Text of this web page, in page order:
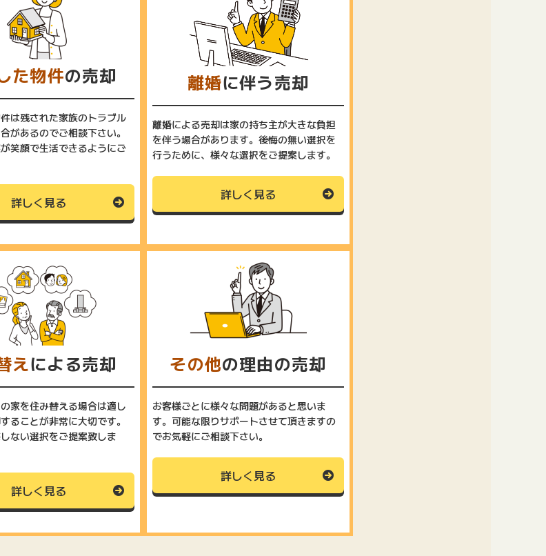
た物件の売却
は残された家族のトラブル
があるのでご相談下さい。
笑顔で生活できるようにご
詳しく見る
離婚に伴う売却
離婚による売却は家の持ち主が大きな負担
を伴う場合があります。後悔の無い選択を
行うために、様々な選択をご提案します。
詳しく見る
えによる売却
家を住み替える場合は適し
ることが非常に大切です。
ない選択をご提案致しま
詳しく見る
その他の理由の売却
お客様ごとに様々な問題があると思いま
す。可能な限りサポートさせて頂きますの
でお気軽にご相談下さい。
詳しく見る